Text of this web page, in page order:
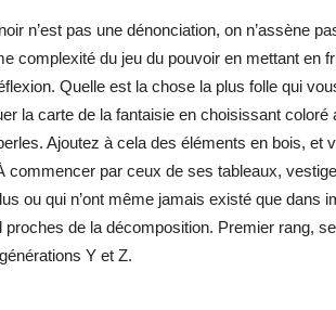
n’est pas une dénonciation, on n’assène
complexité du jeu du pouvoir en mettant en
Quelle est la chose la plus folle qui
la carte de la fantaisie en choisissant
Ajoutez à cela des éléments en bois, et
commencer par ceux de ses tableaux,
ou qui n’ont même jamais existé que dans
de la décomposition. Premier rang,
Y et Z.